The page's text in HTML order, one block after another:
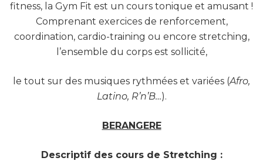
fitness, la Gym Fit est un cours tonique et amusant !
Comprenant exercices de renforcement,
coordination, cardio-training ou encore stretching,
l’ensemble du corps est sollicité,
le tout sur des musiques rythmées et variées (Afro,
Latino, R’n’B…).
BERANGERE
Descriptif des cours de Stretching :